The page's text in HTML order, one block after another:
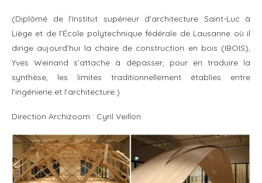
(Diplômé de l’Institut supérieur d’architecture Saint-Luc à
Liège et de l’École polytechnique fédérale de Lausanne où il
dirige aujourd’hui la chaire de construction en bois (IBOIS),
Yves Weinand s’attache à dépasser, pour en traduire la
synthèse, les limites traditionnellement établies entre
l’ingénierie et l’architecture.)
Direction Archizoom : Cyril Veillon